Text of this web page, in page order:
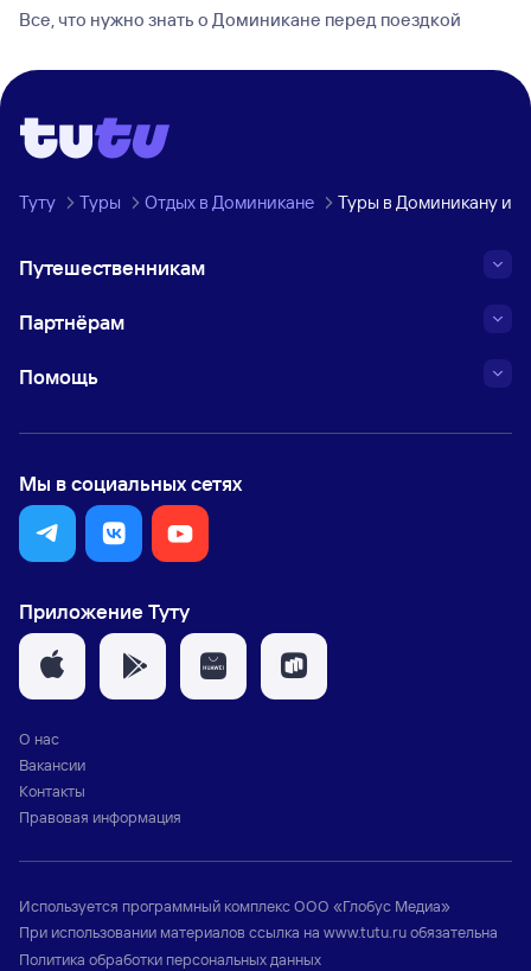
Все, что нужно знать о Доминикане перед поездкой
Туту Туры Отдых в Доминикане Туры в Доминикану из
Путешественникам
Партнёрам
Помощь
Мы в социальных сетях
Приложение Туту
О нас
Вакансии
Контакты
Правовая информация
Используется программный комплексООО «Глобус Медиа»
При использовании материалов ссылка на www.tutu.ruобязательна
Политика обработки персональных данных